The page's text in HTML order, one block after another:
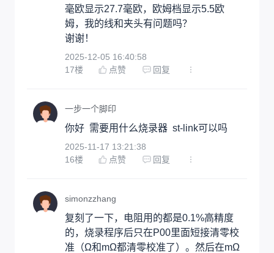
毫欧显示27.7毫欧，欧姆档显示5.5欧
姆，我的线和夹头有问题吗？
谢谢！
2025-12-05 16:40:58
17楼 点赞 回复
一步一个脚印
你好  需要用什么烧录器  st-link可以吗
2025-11-17 13:21:38
16楼 点赞 回复
simonzzhang
复刻了一下，电阻用的都是0.1%高精度
的，烧录程序后只在P00里面短接清零校
准（Ω和mΩ都清零校准了）。然后在mΩ